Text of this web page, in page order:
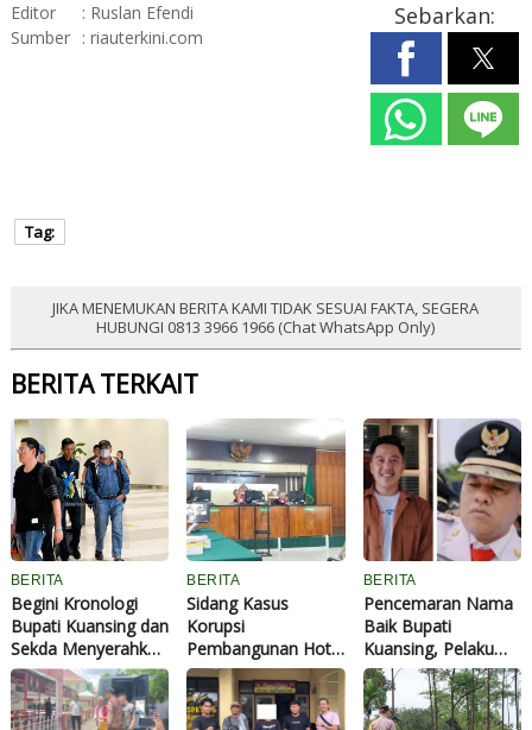
Editor
: Ruslan Efendi
Sumber : riauterkini.com
Sebarkan:
Tag:
JIKA MENEMUKAN BERITA KAMI TIDAK SESUAI FAKTA, SEGERA
HUBUNGI 0813 3966 1966 (Chat WhatsApp Only)
BERITA TERKAIT
BERITA
Begini Kronologi
Bupati Kuansing dan
Sekda Menyerahkan
Diri ke KPK, Istri
Bupati Juga
Diperiksa
BERITA
Sidang Kasus
Korupsi
Pembangunan Hotel
Kuansing, SVP PT
Waskita Karya
Berikan Kesaksian
BERITA
Pencemaran Nama
Baik Bupati
Kuansing, Pelaku
Divonis 5 Bulan
Penjara